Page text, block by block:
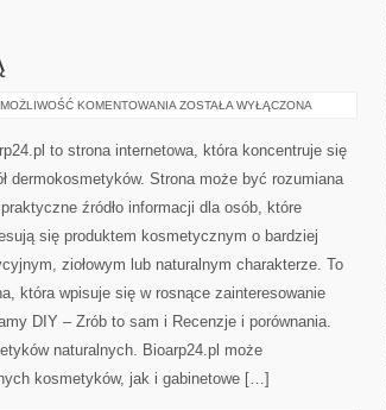
MOŻLIWOŚĆ KOMENTOWANIA SKŁADNIKI
ZOSTAŁA WYŁĄCZONA
to strona internetowa, która koncentruje się
dermokosmetyków. Strona może być rozumiana
źródło informacji dla osób, które
się produktem kosmetycznym o bardziej
ziołowym lub naturalnym charakterze. To
która wpisuje się w rosnące zainteresowanie
DIY – Zrób to sam i Recenzje i porównania.
naturalnych. Bioarp24.pl może
kosmetyków, jak i gabinetowe […]